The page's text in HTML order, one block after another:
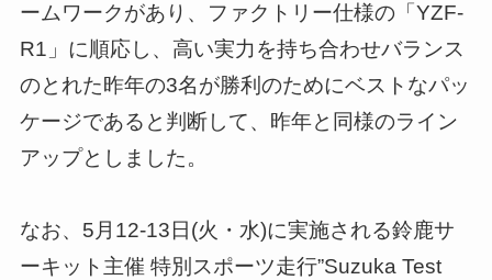
ームワークがあり、ファクトリー仕様の「YZF-
R1」に順応し、高い実力を持ち合わせバランス
のとれた昨年の3名が勝利のためにベストなパッ
ケージであると判断して、昨年と同様のライン
アップとしました。
なお、5月12-13日(火・水)に実施される鈴鹿サ
ーキット主催 特別スポーツ走行”Suzuka Test